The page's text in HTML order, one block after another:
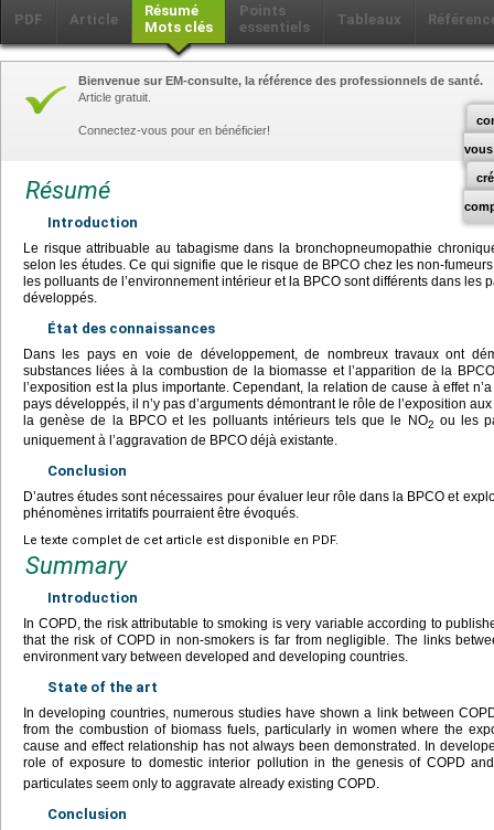
PDF Article
Résumé
Mots clés
Points
essentiels
Tableaux
vous
Bienvenue sur EM-consulte, la référence des professionnels de santé.
Article gratuit.
Connectez-vous pour en bénéficier!
Résumé
Introduction
Le risque attribuable au tabagisme dans la bronchopneumopathie
selon les études. Ce qui signifie que le risque de BPCO chez les non-
les polluants de l’environnement intérieur et la BPCO sont différents dans les
développés.
État des connaissances
Dans les pays en voie de développement, de nombreux travaux ont
substances liées à la combustion de la biomasse et l’apparition de la
l’exposition est la plus importante. Cependant, la relation de cause à effet
pays développés, il n’y pas d’arguments démontrant le rôle de l’exposition
la genèse de la BPCO et les polluants intérieurs tels que le NO2 ou les
uniquement à l’aggravation de BPCO déjà existante.
Conclusion
D’autres études sont nécessaires pour évaluer leur rôle dans la BPCO et
phénomènes irritatifs pourraient être évoqués.
Le texte complet de cet article est disponible en PDF.
Summary
Introduction
In COPD, the risk attributable to smoking is very variable according to
that the risk of COPD in non-smokers is far from negligible. The links
environment vary between developed and developing countries.
State of the art
In developing countries, numerous studies have shown a link between
from the combustion of biomass fuels, particularly in women where the
cause and effect relationship has not always been demonstrated. In
role of exposure to domestic interior pollution in the genesis of COPD
particulates seem only to aggravate already existing COPD.
Conclusion